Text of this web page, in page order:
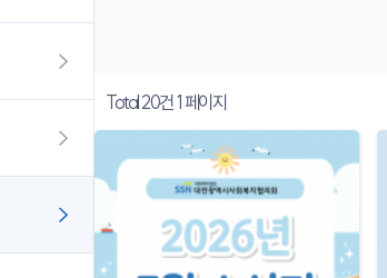
Total 20건1 페이지